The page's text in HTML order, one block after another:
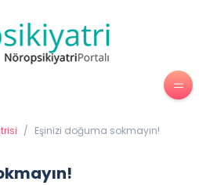
/ Eşinizi doğuma sokmayın!